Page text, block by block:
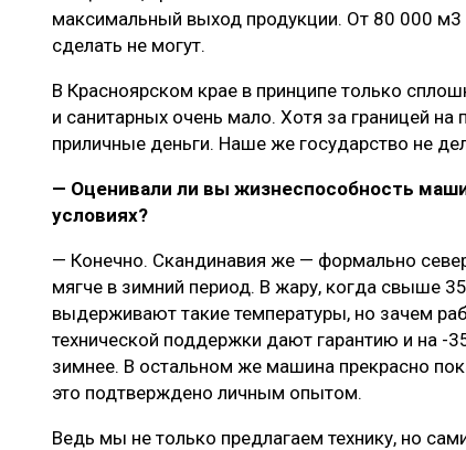
максимальный выход продукции. От 80 000
сделать не могут.
В Красноярском крае в принципе только
и санитарных очень мало. Хотя за границей
приличные деньги. Наше же государство не
— Оценивали ли вы жизнеспособность
условиях?
— Конечно. Скандинавия же — формально
мягче в зимний период. В жару, когда свыше
выдерживают такие температуры, но зачем
технической поддержки дают гарантию и на -
зимнее. В остальном же машина прекрасно
это подтверждено личным опытом.
Ведь мы не только предлагаем технику, но